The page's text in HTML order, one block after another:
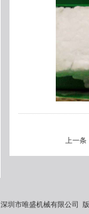
上一条
深圳市唯盛机械有限公司